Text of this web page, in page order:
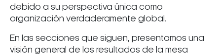
debido a su perspectiva única como
organización verdaderamente global.
En las secciones que siguen, presentamos una
visión general de los resultados de la mesa